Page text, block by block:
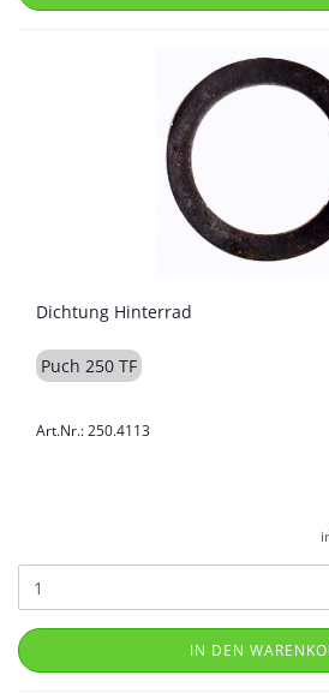
Dichtung Hinterrad
Puch 250 TF
Art.Nr.: 250.4113
IN DEN